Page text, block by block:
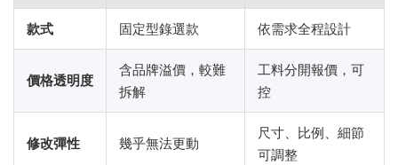
款式 固定型錄選款 依需求全程設計
價格透明度
含品牌溢價，較難
拆解
工料分開報價，可
控
修改彈性 幾乎無法更動
尺寸、比例、細節
可調整